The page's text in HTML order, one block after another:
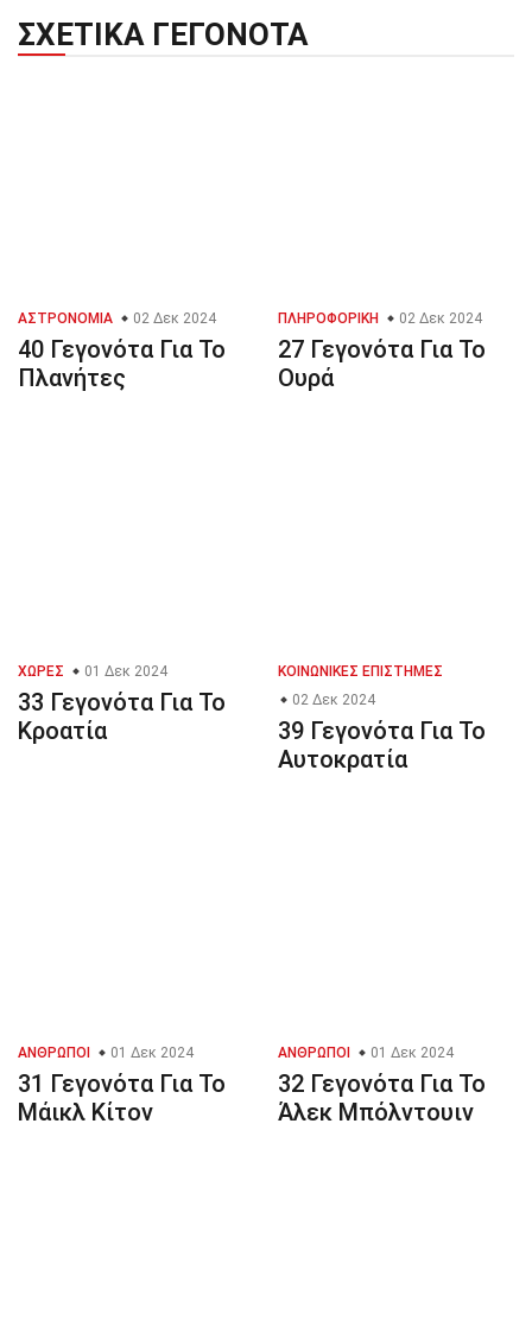
ΣΧΕΤΙΚΆ ΓΕΓΟΝΌΤΑ
ΑΣΤΡΟΝΟΜΊΑ 02 Δεκ 2024
40 Γεγονότα Για Το
Πλανήτες
ΠΛΗΡΟΦΟΡΙΚΉ 02 Δεκ 2024
27 Γεγονότα Για Το
Ουρά
ΧΏΡΕΣ 01 Δεκ 2024
33 Γεγονότα Για Το
Κροατία
ΚΟΙΝΩΝΙΚΈΣ ΕΠΙΣΤΉΜΕΣ
02 Δεκ 2024
39 Γεγονότα Για Το
Αυτοκρατία
ΆΝΘΡΩΠΟΙ 01 Δεκ 2024
31 Γεγονότα Για Το
Μάικλ Κίτον
ΆΝΘΡΩΠΟΙ 01 Δεκ 2024
32 Γεγονότα Για Το
Άλεκ Μπόλντουιν